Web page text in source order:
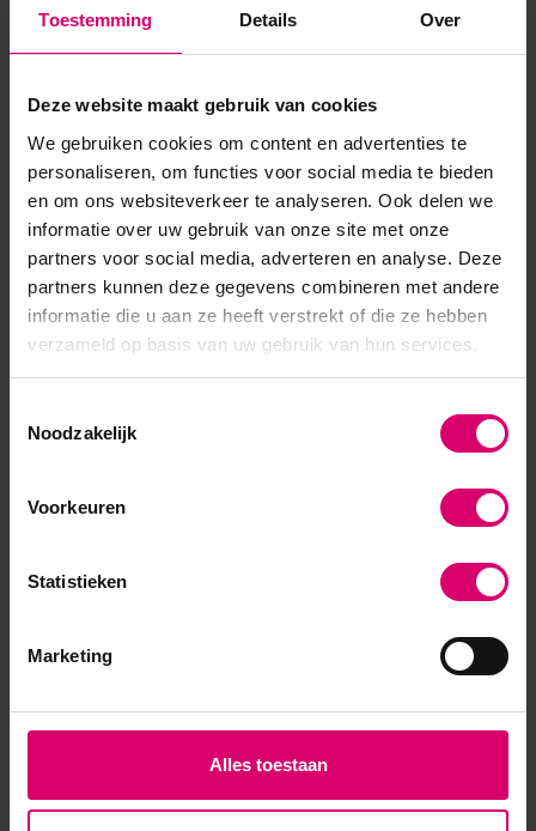
Toestemming Details Over
Deze website maakt gebruik van cookies
We gebruiken cookies om content en advertenties te
personaliseren, om functies voor social media te bieden
en om ons websiteverkeer te analyseren. Ook delen we
informatie over uw gebruik van onze site met onze
partners voor social media, adverteren en analyse. Deze
partners kunnen deze gegevens combineren met andere
informatie die u aan ze heeft verstrekt of die ze hebben
verzameld op basis van uw gebruik van hun services.
Noodzakelijk
Voorkeuren
Statistieken
Marketing
Alles toestaan
3,50 7,50
Lash eXtend
Tweezer
7,65
Blink Lijm Ring Zwart